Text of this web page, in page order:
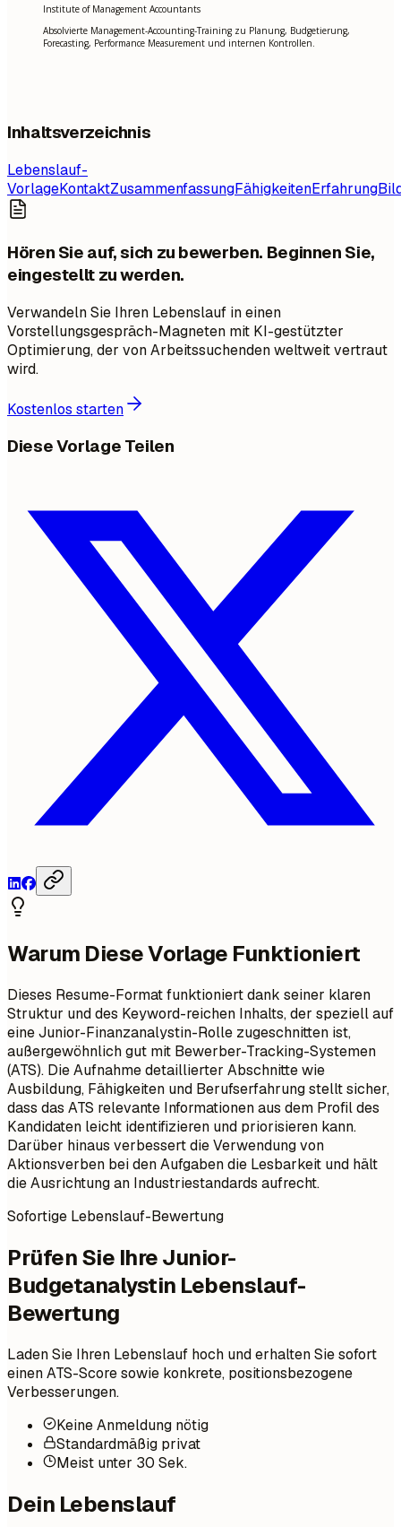
Institute of Management Accountants
Absolvierte Management-Accounting-Training zu Planung, Budgetierung,
Forecasting, Performance Measurement und internen Kontrollen.
Inhaltsverzeichnis
Lebenslauf-
VorlageKontaktZusammenfassungFähigkeitenErfahrung
Hören Sie auf, sich zu bewerben. Beginnen Sie,
eingestellt zu werden.
Verwandeln Sie Ihren Lebenslauf in einen
Vorstellungsgespräch-Magneten mit KI-gestützter
Optimierung, der von Arbeitssuchenden weltweit vertraut
wird.
Kostenlos starten
Diese Vorlage Teilen
Warum Diese Vorlage Funktioniert
Dieses Resume-Format funktioniert dank seiner klaren
Struktur und des Keyword-reichen Inhalts, der speziell auf
eine Junior-Finanzanalystin-Rolle zugeschnitten ist,
außergewöhnlich gut mit Bewerber-Tracking-Systemen
(ATS). Die Aufnahme detaillierter Abschnitte wie
Ausbildung, Fähigkeiten und Berufserfahrung stellt sicher,
dass das ATS relevante Informationen aus dem Profil des
Kandidaten leicht identifizieren und priorisieren kann.
Darüber hinaus verbessert die Verwendung von
Aktionsverben bei den Aufgaben die Lesbarkeit und hält
die Ausrichtung an Industriestandards aufrecht.
Sofortige Lebenslauf-Bewertung
Prüfen Sie Ihre Junior-
Budgetanalystin Lebenslauf-
Bewertung
Laden Sie Ihren Lebenslauf hoch und erhalten Sie sofort
einen ATS-Score sowie konkrete, positionsbezogene
Verbesserungen.
Keine Anmeldung nötig
Standardmäßig privat
Meist unter 30 Sek.
Dein Lebenslauf